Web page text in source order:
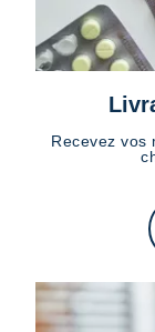
Recevez vos